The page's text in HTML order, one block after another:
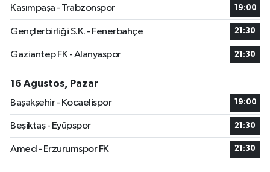
Kasımpaşa - Trabzonspor 19:00
Gençlerbirliği S.K. - Fenerbahçe 21:30
Gaziantep FK - Alanyaspor 21:30
16 Ağustos, Pazar
Başakşehir - Kocaelispor
19:00
Beşiktaş - Eyüpspor 21:30
Amed - Erzurumspor FK 21:30